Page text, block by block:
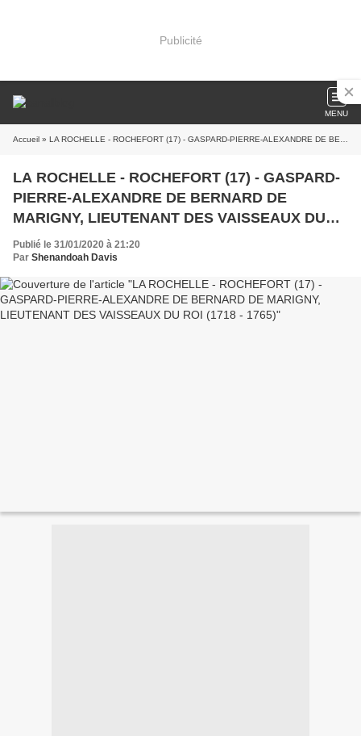
Publicité
MENU
Accueil » LA ROCHELLE - ROCHEFORT (17) - GASPARD-PIERRE-ALEXANDRE DE BERNARD DE MARIGNY, LIEUTENANT DES VAISSEAUX DU ROI (1718 - 1765)
LA ROCHELLE - ROCHEFORT (17) - GASPARD-
PIERRE-ALEXANDRE DE BERNARD DE
MARIGNY, LIEUTENANT DES VAISSEAUX DU
ROI (1718 - 1765)
Publié le 31/01/2020 à 21:20
Par Shenandoah Davis